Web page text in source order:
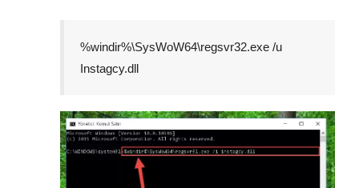
%windir%\SysWoW64\regsvr32.exe /u
Instagcy.dll